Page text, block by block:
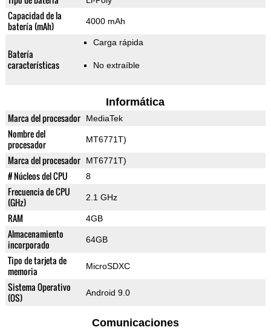
Capacidad de la
batería (mAh)
4000 mAh
Batería
características
Carga rápida
No extraíble
Informática
Marca del procesador MediaTek
Nombre del
procesador
MT6771T)
Marca del procesador MT6771T)
# Núcleos del CPU 8
Frecuencia de CPU
(GHz)
2.1 GHz
RAM 4GB
Almacenamiento
incorporado
64GB
Tipo de tarjeta de
memoria
MicroSDXC
Sistema Operativo
(OS)
Android 9.0
Comunicaciones